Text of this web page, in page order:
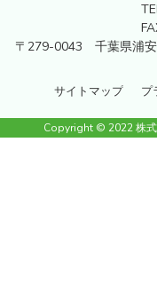
〒279-0043 千葉県浦安
サイトマップ プ
Copyright © 2022 株